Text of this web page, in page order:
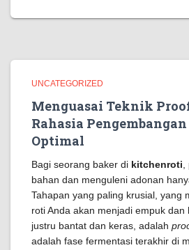
UNCATEGORIZED
Menguasai Teknik
Rahasia
Optimal
Bagi seorang baker di kitchenroti
bahan dan menguleni adonan
Tahapan yang paling krusial, yang
roti Anda akan menjadi empuk dan
justru bantat dan keras, adalah
adalah fase fermentasi terakhir di